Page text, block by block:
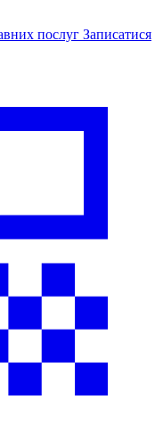
послуг Записатися